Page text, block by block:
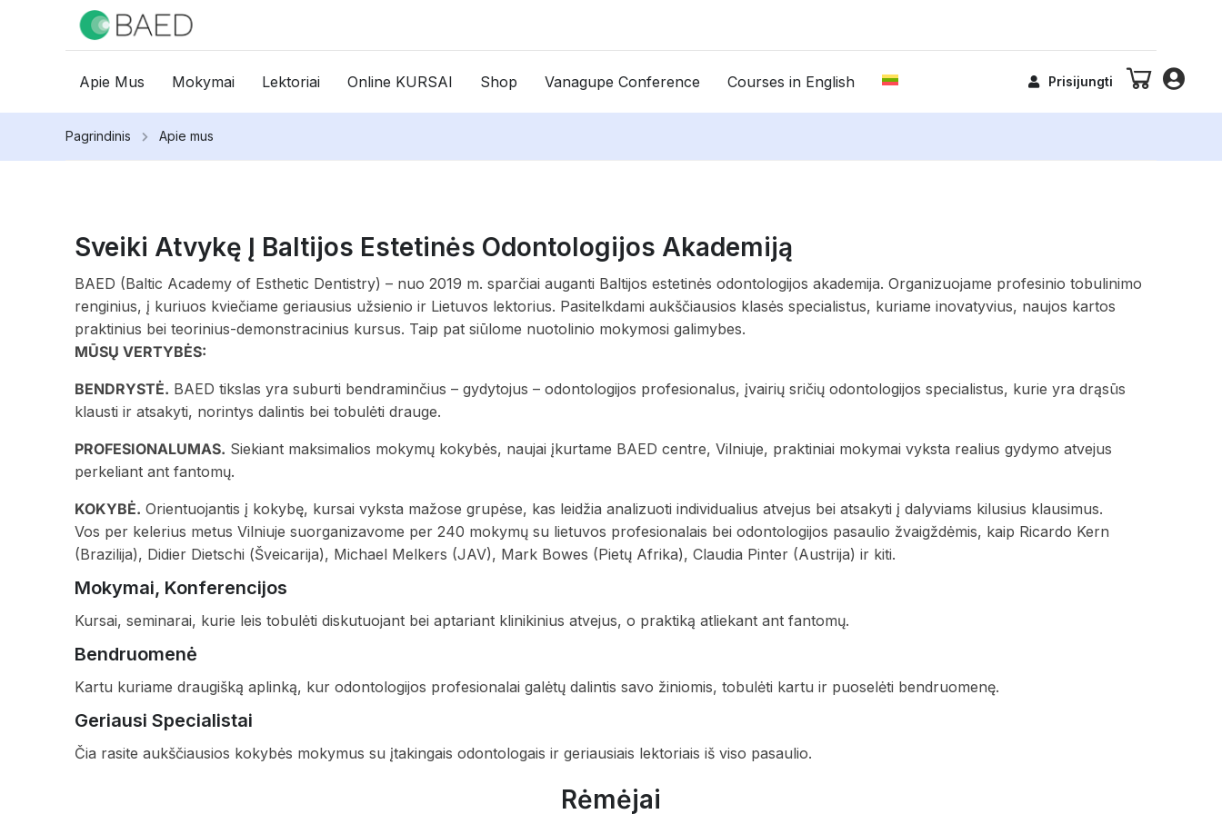
Apie Mus Mokymai Lektoriai Online KURSAI Shop Vanagupe Conference Courses in English Prisijungti
Pagrindinis Apie mus
Sveiki Atvykę Į Baltijos Estetinės Odontologijos Akademiją
BAED (Baltic Academy of Esthetic Dentistry) – nuo 2019 m. sparčiai auganti Baltijos estetinės odontologijos akademija. Organizuojame profesinio tobulinimo
renginius, į kuriuos kviečiame geriausius užsienio ir Lietuvos lektorius. Pasitelkdami aukščiausios klasės specialistus, kuriame inovatyvius, naujos kartos
praktinius bei teorinius-demonstracinius kursus. Taip pat siūlome nuotolinio mokymosi galimybes.
MŪSŲ VERTYBĖS:
BENDRYSTĖ. BAED tikslas yra suburti bendraminčius – gydytojus – odontologijos profesionalus, įvairių sričių odontologijos specialistus, kurie yra drąsūs
klausti ir atsakyti, norintys dalintis bei tobulėti drauge.
PROFESIONALUMAS. Siekiant maksimalios mokymų kokybės, naujai įkurtame BAED centre, Vilniuje, praktiniai mokymai vyksta realius gydymo atvejus
perkeliant ant fantomų.
KOKYBĖ. Orientuojantis į kokybę, kursai vyksta mažose grupėse, kas leidžia analizuoti individualius atvejus bei atsakyti į dalyviams kilusius klausimus.
Vos per kelerius metus Vilniuje suorganizavome per 240 mokymų su lietuvos profesionalais bei odontologijos pasaulio žvaigždėmis, kaip Ricardo Kern
(Brazilija), Didier Dietschi (Šveicarija), Michael Melkers (JAV), Mark Bowes (Pietų Afrika), Claudia Pinter (Austrija) ir kiti.
Mokymai, Konferencijos
Kursai, seminarai, kurie leis tobulėti diskutuojant bei aptariant klinikinius atvejus, o praktiką atliekant ant fantomų.
Bendruomenė
Kartu kuriame draugišką aplinką, kur odontologijos profesionalai galėtų dalintis savo žiniomis, tobulėti kartu ir puoselėti bendruomenę.
Geriausi Specialistai
Čia rasite aukščiausios kokybės mokymus su įtakingais odontologais ir geriausiais lektoriais iš viso pasaulio.
Rėmėjai